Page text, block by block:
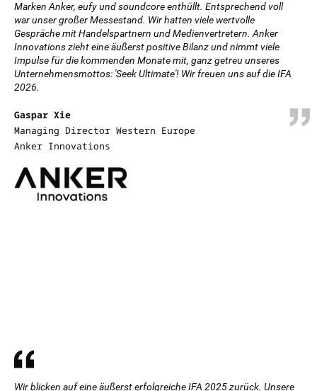
Marken Anker, eufy und soundcore enthüllt. Entsprechend voll
war unser großer Messestand. Wir hatten viele wertvolle
Gespräche mit Handelspartnern und Medienvertretern. Anker
Innovations zieht eine äußerst positive Bilanz und nimmt viele
Impulse für die kommenden Monate mit, ganz getreu unseres
Unternehmensmottos: 'Seek Ultimate'! Wir freuen uns auf die IFA
2026.
Gaspar Xie
Managing Director Western Europe
Anker Innovations
Wir blicken auf eine äußerst erfolgreiche IFA 2025 zurück. Unsere